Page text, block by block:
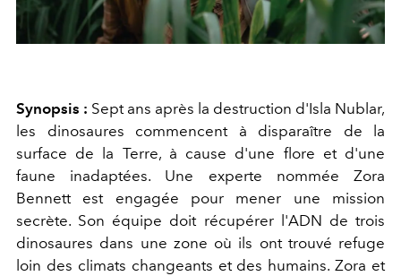
Synopsis : Sept ans après la destruction d'Isla Nublar,
les dinosaures commencent à disparaître de la
surface de la Terre, à cause d'une flore et d'une
faune inadaptées. Une experte nommée Zora
Bennett est engagée pour mener une mission
secrète. Son équipe doit récupérer l'ADN de trois
dinosaures dans une zone où ils ont trouvé refuge
loin des climats changeants et des humains. Zora et